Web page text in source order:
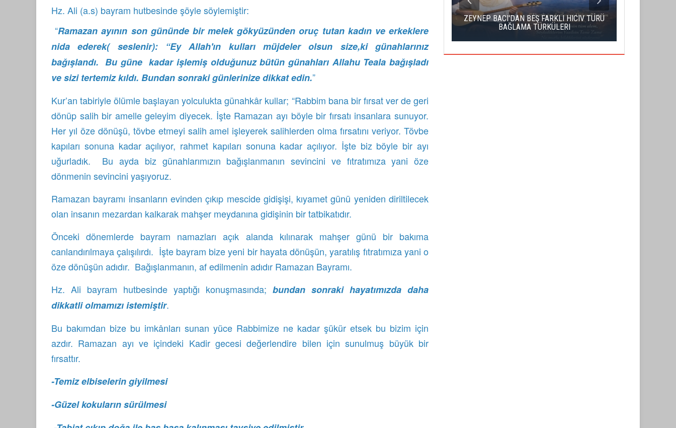
Hz. Ali (a.s) bayram hutbesinde şöyle söylemiştir:
“Ramazan ayının son gününde bir melek gökyüzünden oruç tutan kadın ve erkeklere
nida ederek( seslenir): “Ey Allah'ın kulları müjdeler olsun size,ki günahlarınız
bağışlandı. Bu güne kadar işlemiş olduğunuz bütün günahları Allahu Teala bağışladı
ve sizi tertemiz kıldı. Bundan sonraki günlerinize dikkat edin.”
Kur’an tabiriyle ölümle başlayan yolculukta günahkâr kullar; “Rabbim bana bir fırsat ver de geri
dönüp salih bir amelle geleyim diyecek. İşte Ramazan ayı böyle bir fırsatı insanlara sunuyor.
Her yıl öze dönüşü, tövbe etmeyi salih amel işleyerek salihlerden olma fırsatını veriyor. Tövbe
kapıları sonuna kadar açılıyor, rahmet kapıları sonuna kadar açılıyor. İşte biz böyle bir ayı
uğurladık. Bu ayda biz günahlarımızın bağışlanmanın sevincini ve fıtratımıza yani öze
dönmenin sevincini yaşıyoruz.
Ramazan bayramı insanların evinden çıkıp mescide gidişişi, kıyamet günü yeniden diriltilecek
olan insanın mezardan kalkarak mahşer meydanına gidişinin bir tatbikatıdır.
Önceki dönemlerde bayram namazları açık alanda kılınarak mahşer günü bir bakıma
canlandırılmaya çalışılırdı. İşte bayram bize yeni bir hayata dönüşün, yaratılış fıtratımıza yani o
öze dönüşün adıdır. Bağışlanmanın, af edilmenin adıdır Ramazan Bayramı.
Hz. Ali bayram hutbesinde yaptığı konuşmasında; bundan sonraki hayatımızda daha
dikkatli olmamızı istemiştir.
Bu bakımdan bize bu imkânları sunan yüce Rabbimize ne kadar şükür etsek bu bizim için
azdır. Ramazan ayı ve içindeki Kadir gecesi değerlendire bilen için sunulmuş büyük bir
fırsattır.
-Temiz elbiselerin giyilmesi
-Güzel kokuların sürülmesi
BEDEVA ENERJI
ZEYNEP BACI'DAN BEŞ FARKLI HICIV TÜRÜ
BAĞLAMA TÜRKÜLERI